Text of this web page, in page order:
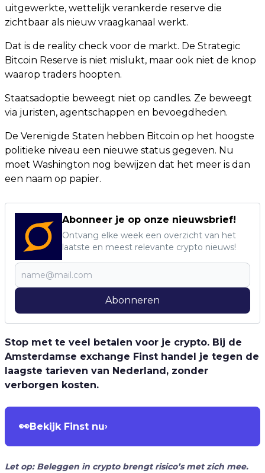
uitgewerkte, wettelijk verankerde reserve die
zichtbaar als nieuw vraagkanaal werkt.
Dat is de reality check voor de markt. De Strategic
Bitcoin Reserve is niet mislukt, maar ook niet de knop
waarop traders hoopten.
Staatsadoptie beweegt niet op candles. Ze beweegt
via juristen, agentschappen en bevoegdheden.
De Verenigde Staten hebben Bitcoin op het hoogste
politieke niveau een nieuwe status gegeven. Nu
moet Washington nog bewijzen dat het meer is dan
een naam op papier.
Abonneer je op onze nieuwsbrief!
Ontvang elke week een overzicht van het
laatste en meest relevante crypto nieuws!
Abonneren
Stop met te veel betalen voor je crypto. Bij de
Amsterdamse exchange Finst handel je tegen de
laagste tarieven van Nederland, zonder
verborgen kosten.
👀Bekijk Finst nu›
Let op: Beleggen in crypto brengt risico’s met zich mee.